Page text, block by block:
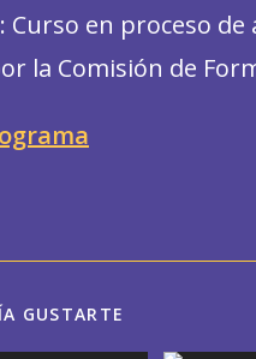
Curso en proceso
la Comisión de
GUSTARTE